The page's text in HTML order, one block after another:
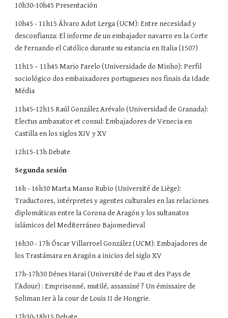
10h30-10h45 Presentación
10h45 - 11h15 Álvaro Adot Lerga (UCM): Entre necesidad y
desconfianza: El informe de un embajador navarro en la Corte
de Fernando el Católico durante su estancia en Italia (1507)
11h15 – 11h45 Mario Farelo (Universidade do Minho): Perfil
sociológico dos embaixadores portugueses nos finais da Idade
Média
11h45-12h15 Raúl González Arévalo (Universidad de Granada):
Electus ambaxator et consul: Embajadores de Venecia en
Castilla en los siglos XIV y XV
12h15-13h Debate
Segunda sesión
16h - 16h30 Marta Manso Rubio (Université de Liège):
Traductores, intérpretes y agentes culturales en las relaciones
diplomáticas entre la Corona de Aragón y los sultanatos
islámicos del Mediterráneo Bajomedieval
16h30 - 17h Óscar Villarroel González (UCM): Embajadores de
los Trastámara en Aragón a inicios del siglo XV
17h-17h30 Dénes Harai (Université de Pau et des Pays de
l’Adour) : Emprisonné, mutilé, assassiné ? Un émissaire de
Soliman Ier à la cour de Louis II de Hongrie.